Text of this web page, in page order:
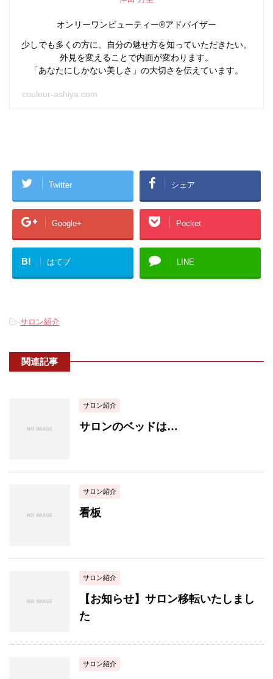
オンリーワンビューティー®アドバイザー
少しでも多くの方に、自分の魅せ方を知っていただきたい。
外見を変えることで内面が変わります。
「あなたにしかない美しさ」の大切さを伝えています。
couleur-ashiya.com
Twitter シェア
Google+ Pocket
B! はてブ LINE
-サロン紹介
関連記事
サロン紹介
サロンのベッドは…
サロン紹介
看板
サロン紹介
【お知らせ】サロン移転いたしまし
た
サロン紹介